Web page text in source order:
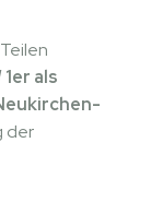
1er als
der